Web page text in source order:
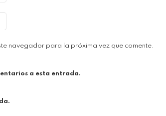
navegador para la próxima vez que comente.
a esta entrada.